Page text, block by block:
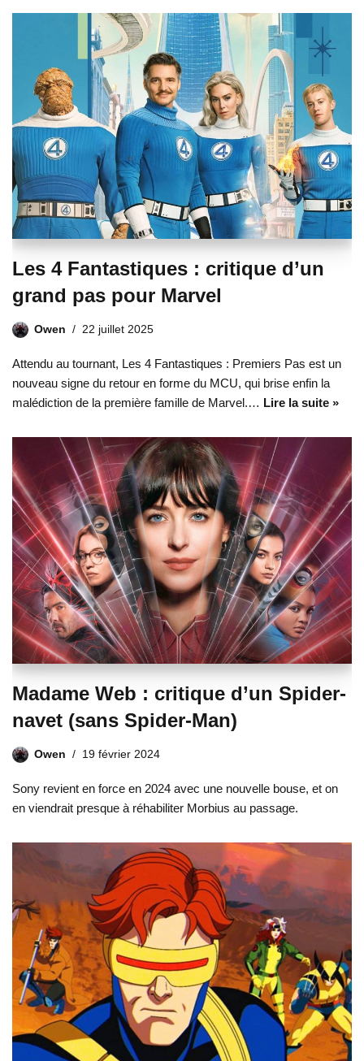
Les 4 Fantastiques : critique d’un
grand pas pour Marvel
Owen 22 juillet 2025
Attendu au tournant, Les 4 Fantastiques : Premiers Pas est un
nouveau signe du retour en forme du MCU, qui brise enfin la
malédiction de la première famille de Marvel.… Lire la suite »
Madame Web : critique d’un Spider-
navet (sans Spider-Man)
Owen 19 février 2024
Sony revient en force en 2024 avec une nouvelle bouse, et on
en viendrait presque à réhabiliter Morbius au passage.